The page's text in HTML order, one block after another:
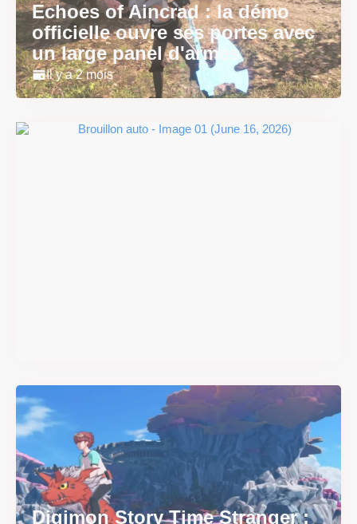
Echoes of Aincrad : la démo
officielle ouvre ses portes avec
un large panel d'armes
Il y a 2 mois
Digimon Story Time Stranger :